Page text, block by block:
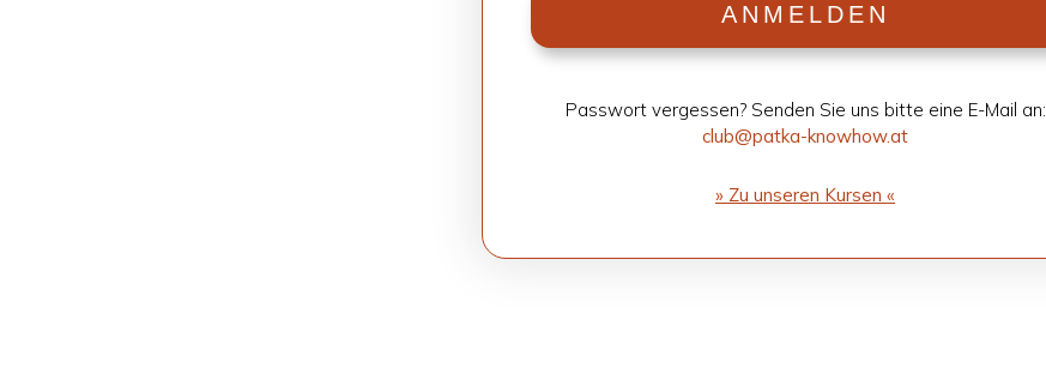
ANMEL­DEN
Pass­wort ver­ges­sen? Sen­den Sie uns bitte eine E-Mail an:
club@patka-knowhow.at
» Zu unse­ren Kur­sen «